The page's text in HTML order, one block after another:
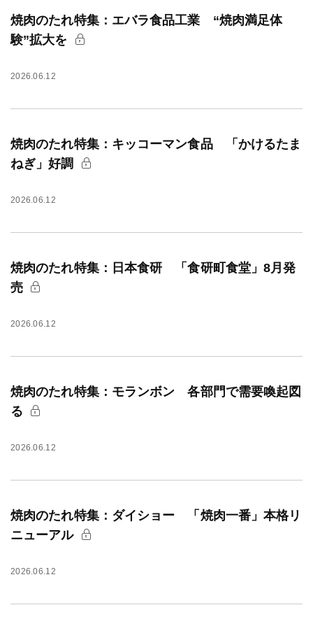
焼肉のたれ特集：エバラ食品工業 “焼肉満足体
験”拡大を
2026.06.12
焼肉のたれ特集：キッコーマン食品 「かけるたま
ねぎ」好調
2026.06.12
焼肉のたれ特集：日本食研 「食研町食堂」8月発
売
2026.06.12
焼肉のたれ特集：モランボン 各部門で需要喚起図
る
2026.06.12
焼肉のたれ特集：ダイショー 「焼肉一番」本格リ
ニューアル
2026.06.12